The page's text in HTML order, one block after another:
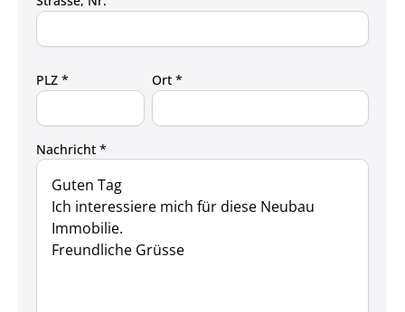
PLZ * Ort *
Nachricht *